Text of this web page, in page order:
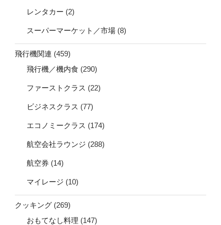
レンタカー (2)
スーパーマーケット／市場 (8)
飛行機関連 (459)
飛行機／機内食 (290)
ファーストクラス (22)
ビジネスクラス (77)
エコノミークラス (174)
航空会社ラウンジ (288)
航空券 (14)
マイレージ (10)
クッキング (269)
おもてなし料理 (147)